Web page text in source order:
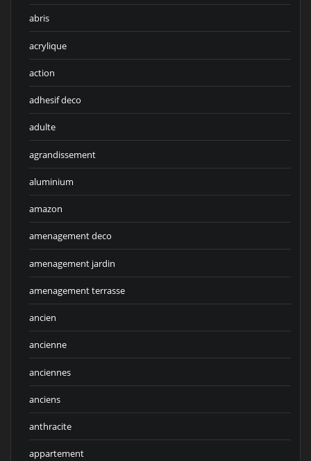
abris
acrylique
action
adhesif deco
adulte
agrandissement
aluminium
amazon
amenagement deco
amenagement jardin
amenagement terrasse
ancien
ancienne
anciennes
anciens
anthracite
appartement